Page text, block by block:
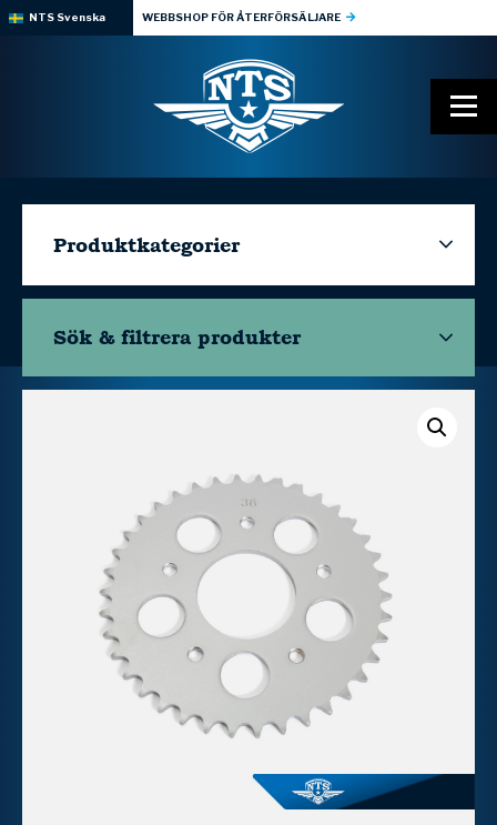
NTS Svenska WEBBSHOP FÖR ÅTERFÖRSÄLJARE
Produktkategorier
Sök & filtrera produkter